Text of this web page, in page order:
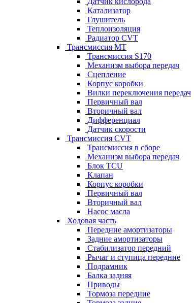
Катализатор
Глушитель
Теплоизоляция
Радиатор CVT
Трансмиссия MT
Трансмиссия S170
Механизм выбора передач
Сцепление
Корпус коробки
Вилки переключения передач
Первичный вал
Вторичный вал
Дифференциал
Датчик скорости
Трансмиссия CVT
Трансмиссия в сборе
Механизм выбора передач
Блок TCU
Клапан
Корпус коробки
Первичный вал
Вторичный вал
Насос масла
Ходовая часть
Передние амортизаторы
Задние амортизаторы
Стабилизатор передний
Рычаг и ступица передние
Подрамник
Балка задняя
Приводы
Тормоза передние